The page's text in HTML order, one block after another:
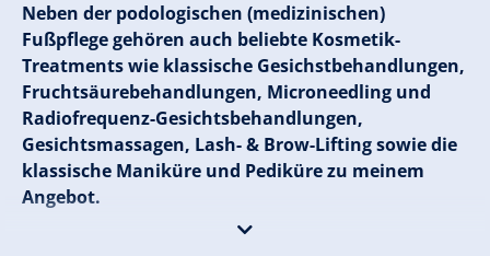
Neben der podologischen (medizinischen)
Fußpflege gehören auch beliebte Kosmetik-
Treatments wie klassische Gesichstbehandlungen,
Fruchtsäurebehandlungen, Microneedling und
Radiofrequenz-Gesichtsbehandlungen,
Gesichtsmassagen, Lash- & Brow-Lifting sowie die
klassische Maniküre und Pediküre zu meinem
Angebot.